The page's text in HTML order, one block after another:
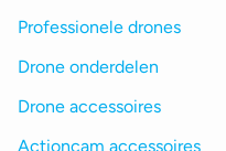
Professionele drones
Drone onderdelen
Drone accessoires
Actioncam accessoires